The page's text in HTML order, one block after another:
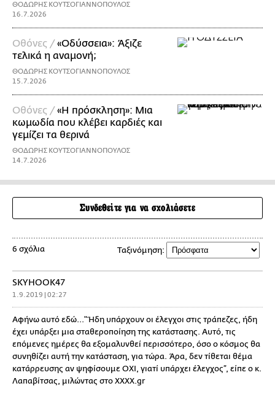
ΘΟΔΩΡΗΣ ΚΟΥΤΣΟΓΙΑΝΝΟΠΟΥΛΟΣ
16.7.2026
Οθόνες /«Οδύσσεια»: Άξιζε
τελικά η αναμονή;
ΘΟΔΩΡΗΣ ΚΟΥΤΣΟΓΙΑΝΝΟΠΟΥΛΟΣ
15.7.2026
Οθόνες /«Η πρόσκληση»: Μια
κωμωδία που κλέβει καρδιές και
γεμίζει τα θερινά
ΘΟΔΩΡΗΣ ΚΟΥΤΣΟΓΙΑΝΝΟΠΟΥΛΟΣ
14.7.2026
Συνδεθείτε για να σχολιάσετε
6 σχόλια Ταξινόμηση:
SKYHOOK47
1.9.2019 | 02:27
Αφήνω αυτό εδώ..."Ήδη υπάρχουν οι έλεγχοι στις τράπεζες, ήδη
έχει υπάρξει μια σταθεροποίηση της κατάστασης. Αυτό, τις
επόμενες ημέρες θα εξομαλυνθεί περισσότερο, όσο ο κόσμος θα
συνηθίζει αυτή την κατάσταση, για τώρα. Άρα, δεν τίθεται θέμα
κατάρρευσης αν ψηφίσουμε ΟΧΙ, γιατί υπάρχει έλεγχος”, είπε ο κ.
Λαπαβίτσας, μιλώντας στο ΧΧΧΧ.gr